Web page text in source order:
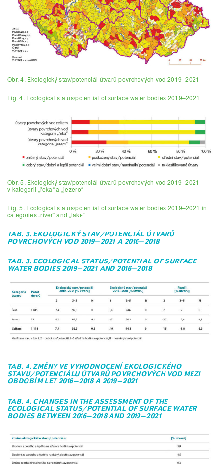
Obr. 4. Ekologický stav/potenciál útvarů povrchových vod 2019–2021
Fig. 4. Ecological status/potential of surface water bodies 2019–2021
Obr. 5. Ekologický stav/potenciál útvarů povrchových vod 2019–2021
v kategorii „řeka“ a „jezero“
Fig. 5. Ecological status/potential of surface water bodies 2019–2021 in
categories „river“ and „lake“
TAB. 3. EKOLOGICKÝ STAV/POTENCIÁL ÚTVARŮ
POVRCHOVÝCH VOD 2019–2021 A 2016–2018
TAB. 3. ECOLOGICAL STATUS/POTENTIAL OF SURFACE
WATER BODIES 2019–2021 AND 2016–2018
TAB. 4. ZMĚNY VE VYHODNOCENÍ EKOLOGICKÉHO
STAVU/POTENCIÁLU ÚTVARŮ POVRCHOVÝCH VOD MEZI
OBDOBÍM LET 2016–2018 A 2019–2021
TAB. 4. CHANGES IN THE ASSESSMENT OF THE
ECOLOGICAL STATUS/POTENTIAL OF SURFACE WATER
BODIES BETWEEN 2016–2018 AND 2019–2021